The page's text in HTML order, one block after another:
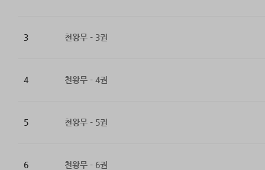
3 천왕무 - 3권
4 천왕무 - 4권
5 천왕무 - 5권
6 천왕무 - 6권